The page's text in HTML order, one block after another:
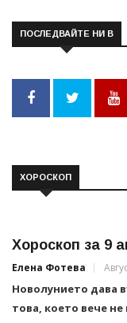
ПОСЛЕДВАЙТЕ НИ В
ХОРОСКОП
Хороскоп за 9
Елена Фотева
Новолунието дава
това, което вече не